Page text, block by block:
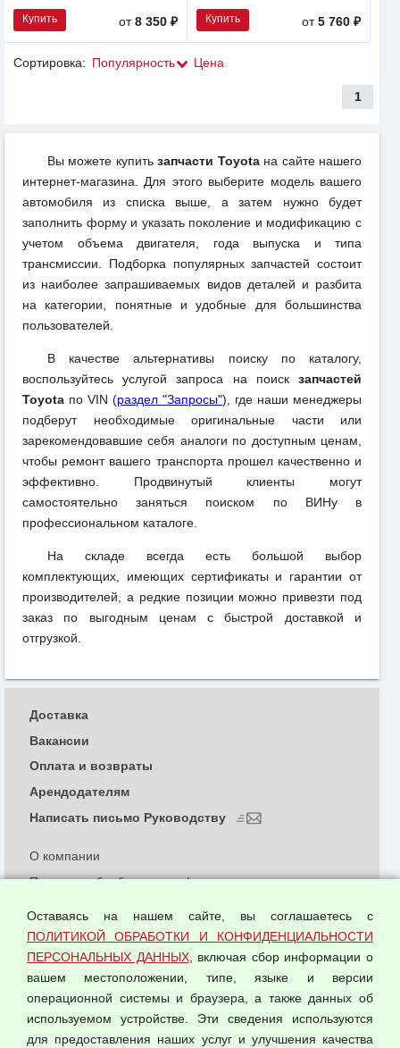
Купить от8 350 ₽ Купить от5 760 ₽
Сортировка: Популярность Цена
1
Вы можете купитьзапчасти Toyotaна сайте нашего
интернет-магазина. Для этого выберите модель вашего
автомобиля из списка выше, а затем нужно будет
заполнить форму и указать поколение и модификацию с
учетом объема двигателя, года выпуска и типа
трансмиссии. Подборка популярных запчастей состоит
из наиболее запрашиваемых видов деталей и разбита
на категории, понятные и удобные для большинства
пользователей.
В качестве альтернативы поиску по каталогу,
воспользуйтесь услугой запроса на поиск запчастей
Toyota по VIN (раздел "Запросы"), где наши менеджеры
подберут необходимые оригинальные части или
зарекомендовавшие себя аналоги по доступным ценам,
чтобы ремонт вашего транспорта прошел качественно и
эффективно. Продвинутый клиенты могут
самостоятельно заняться поиском по ВИНу в
профессиональном каталоге.
На складе всегда есть большой выбор
комплектующих, имеющих сертификаты и гарантии от
производителей, а редкие позиции можно привезти под
заказ по выгодным ценам с быстрой доставкой и
отгрузкой.
О компании
Политика обработки и конфиденциальности
Согласием на обработку персональных данных
Оферта оптовой купли-продажи
Публичная оферта
Доставка
Вакансии
Оплата и возвраты
Арендодателям
Написать письмо Руководству
Оставаясь на нашем сайте, вы соглашаетесь с
ПОЛИТИКОЙ ОБРАБОТКИ И КОНФИДЕНЦИАЛЬНОСТИ
ПЕРСОНАЛЬНЫХ ДАННЫХ, включая сбор информации о
вашем местоположении, типе, языке и версии
операционной системы и браузера, а также данных об
используемом устройстве. Эти сведения используются
для предоставления наших услуг и улучшения качества